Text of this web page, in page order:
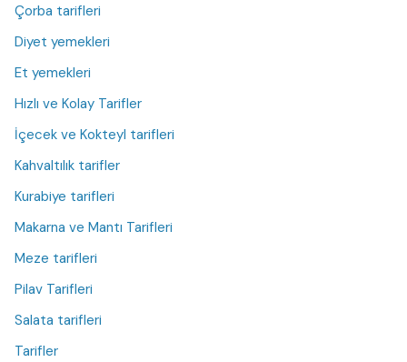
Çorba tarifleri
Diyet yemekleri
Et yemekleri
Hızlı ve Kolay Tarifler
İçecek ve Kokteyl tarifleri
Kahvaltılık tarifler
Kurabiye tarifleri
Makarna ve Mantı Tarifleri
Meze tarifleri
Pilav Tarifleri
Salata tarifleri
Tarifler